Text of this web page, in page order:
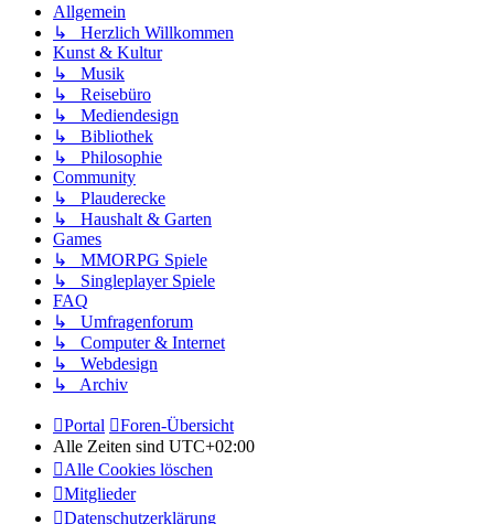
Allgemein
↳ Herzlich Willkommen
Kunst & Kultur
↳ Musik
↳ Reisebüro
↳ Mediendesign
↳ Bibliothek
↳ Philosophie
Community
↳ Plauderecke
↳ Haushalt & Garten
Games
↳ MMORPG Spiele
↳ Singleplayer Spiele
FAQ
↳ Umfragenforum
↳ Computer & Internet
↳ Webdesign
↳ Archiv
Portal
Foren-Übersicht
Alle Zeiten sind UTC+02:00
Alle Cookies löschen
Mitglieder
Datenschutzerklärung